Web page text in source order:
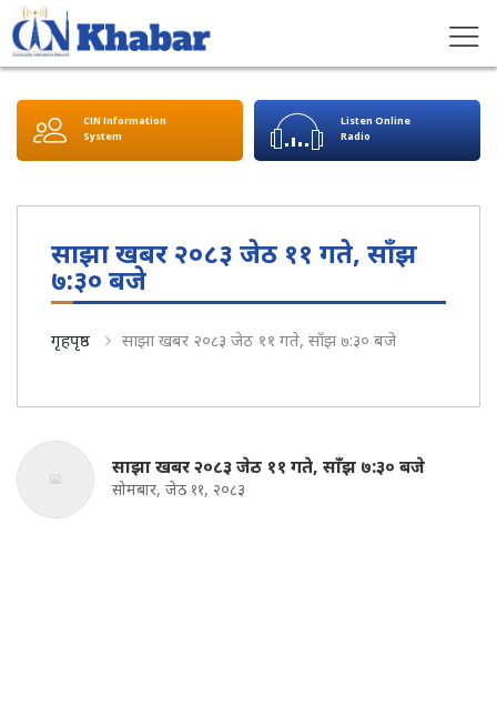
CIN Information
System
Listen Online
Radio
साझा खबर २०८३ जेठ ११ गते, साँझ
७:३० बजे
गृहपृष्ठ साझा खबर २०८३ जेठ ११ गते, साँझ ७:३० बजे
साझा खबर २०८३ जेठ ११ गते, साँझ ७:३० बजे
सोमबार, जेठ ११, २०८३